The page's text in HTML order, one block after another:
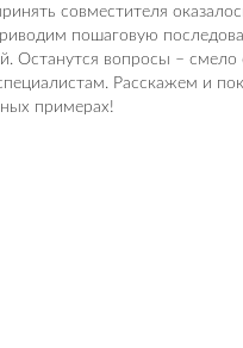
совместителя
пошаговую
Останутся вопросы – смело
Расскажем и
примерах!